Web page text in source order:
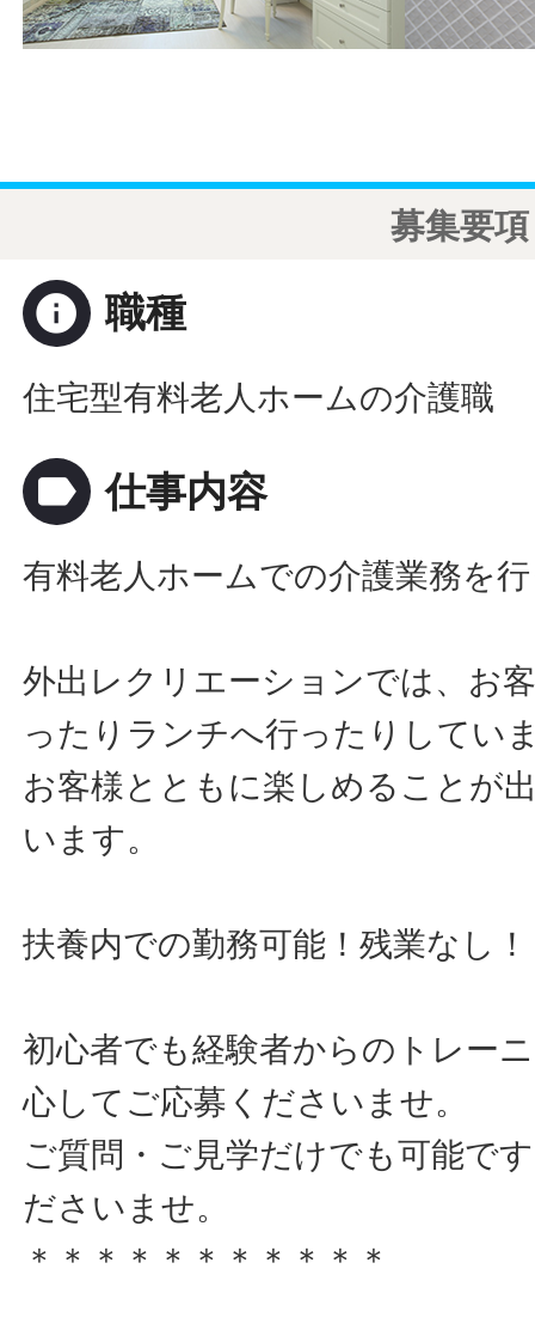
募集要項
info 職種
住宅型有料老人ホームの介護職
label 仕事内容
有料老人ホームでの介護業務を
外出レクリエーションでは、お
ったりランチへ行ったりしてい
お客様とともに楽しめることが
います。
扶養内での勤務可能！残業なし！
初心者でも経験者からのトレー
心してご応募くださいませ。
ご質問・ご見学だけでも可能で
ださいませ。
＊＊＊＊＊＊＊＊＊＊＊